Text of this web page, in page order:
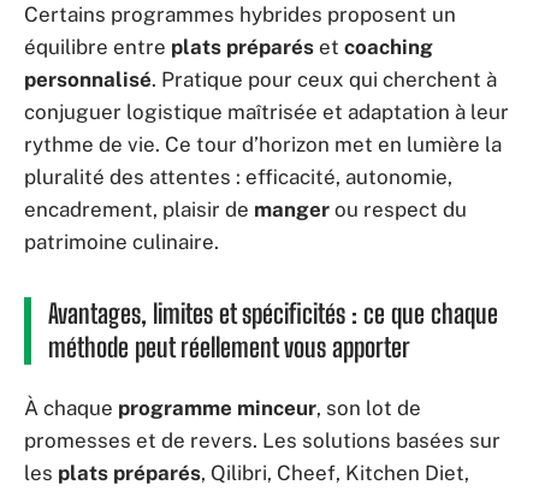
Certains programmes hybrides proposent un
équilibre entre plats préparés et coaching
personnalisé. Pratique pour ceux qui cherchent à
conjuguer logistique maîtrisée et adaptation à leur
rythme de vie. Ce tour d’horizon met en lumière la
pluralité des attentes : efficacité, autonomie,
encadrement, plaisir de manger ou respect du
patrimoine culinaire.
Avantages, limites et spécificités : ce que chaque
méthode peut réellement vous apporter
À chaque programme minceur, son lot de
promesses et de revers. Les solutions basées sur
les plats préparés, Qilibri, Cheef, Kitchen Diet,